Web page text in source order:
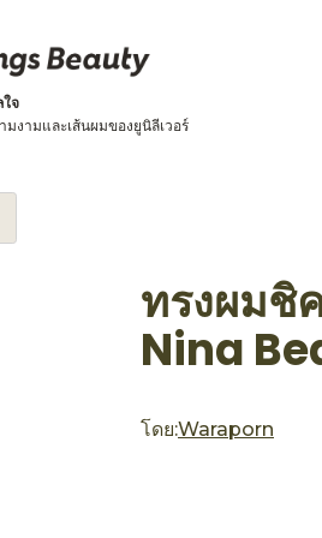
จ
งามและเส้นผมของยูนิลีเวอร์
ทรงผมชิ
Nina
โดย:Waraporn